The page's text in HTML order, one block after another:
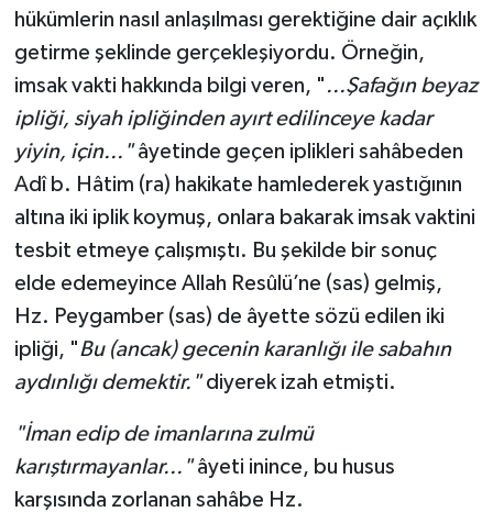
hükümlerin nasıl anlaşılması gerektiğine dair açıklık
getirme şeklinde gerçekleşiyordu. Örneğin,
imsak vakti hakkında bilgi veren, " ...Şafağın beyaz
ipliği, siyah ipliğinden ayırt edilinceye kadar
yiyin, için..."âyetinde geçen iplikleri sahâbeden
Adî b. Hâtim (ra) hakikate hamlederek yastığının
altına iki iplik koymuş, onlara bakarak imsak vaktini
tesbit etmeye çalışmıştı. Bu şekilde bir sonuç
elde edemeyince Allah Resûlü’ne (sas) gelmiş,
Hz. Peygamber (sas) de âyette sözü edilen iki
ipliği, "Bu (ancak) gecenin karanlığı ile sabahın
aydınlığı demektir."diyerek izah etmişti.
"İman edip de imanlarına zulmü
karıştırmayanlar..."âyeti inince, bu husus
karşısında zorlanan sahâbe Hz.